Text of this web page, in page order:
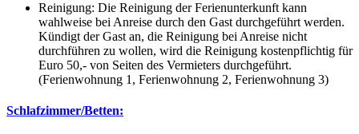
Reinigung: Die Reinigung der Ferienunterkunft kann
wahlweise bei Anreise durch den Gast durchgeführt werden.
Kündigt der Gast an, die Reinigung bei Anreise nicht
durchführen zu wollen, wird die Reinigung kostenpflichtig für
Euro 50,- von Seiten des Vermieters durchgeführt.
(Ferienwohnung 1, Ferienwohnung 2, Ferienwohnung 3)
Schlafzimmer/Betten: